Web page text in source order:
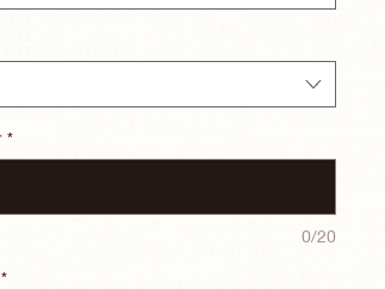
*
0/20
*